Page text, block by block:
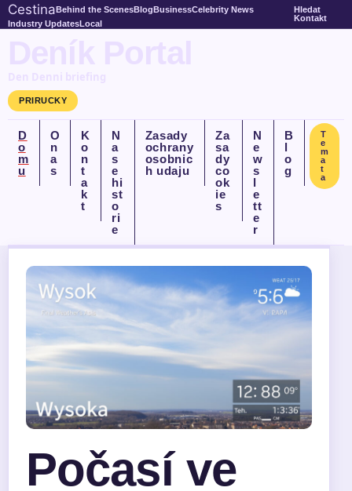
CestinaBehind the ScenesBlogBusinessCelebrity News
Industry UpdatesLocal
Hledat
Kontakt
Deník Portal
Den Denni briefing
PRIRUCKY
D
o
m
u
O
n
a
s
K
o
n
t
a
k
t
N
a
s
e
hi
st
o
ri
e
Zasady
ochrany
osobnic
h udaju
Za
sa
dy
co
ok
ie
s
N
e
w
s
l
e
tt
e
r
B
l
o
g
T
e
m
a
t
a
Počasí ve